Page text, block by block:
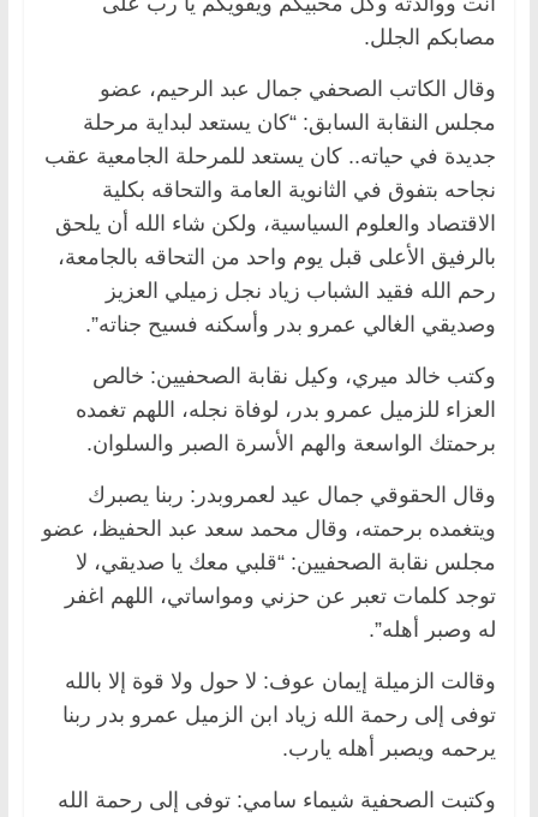
مصابكم الجلل.
وقال الكاتب الصحفي جمال عبد الرحيم، عضو
مجلس النقابة السابق: “كان يستعد لبداية مرحلة
جديدة في حياته.. كان يستعد للمرحلة الجامعية عقب
نجاحه بتفوق في الثانوية العامة والتحاقه بكلية
الاقتصاد والعلوم السياسية، ولكن شاء الله أن يلحق
بالرفيق الأعلى قبل يوم واحد من التحاقه بالجامعة،
رحم الله فقيد الشباب زياد نجل زميلي العزيز
وصديقي الغالي عمرو بدر وأسكنه فسيح جناته”.
وكتب خالد ميري، وكيل نقابة الصحفيين: خالص
العزاء للزميل عمرو بدر، لوفاة نجله، اللهم تغمده
برحمتك الواسعة والهم الأسرة الصبر والسلوان.
وقال الحقوقي جمال عيد لعمروبدر: ربنا يصبرك
ويتغمده برحمته، وقال محمد سعد عبد الحفيظ، عضو
مجلس نقابة الصحفيين: “قلبي معك يا صديقي، لا
توجد كلمات تعبر عن حزني ومواساتي، اللهم اغفر
له وصبر أهله”.
وقالت الزميلة إيمان عوف: لا حول ولا قوة إلا بالله
توفى إلى رحمة الله زياد ابن الزميل عمرو بدر ربنا
يرحمه ويصبر أهله يارب.
وكتبت الصحفية شيماء سامي: توفى إلى رحمة الله